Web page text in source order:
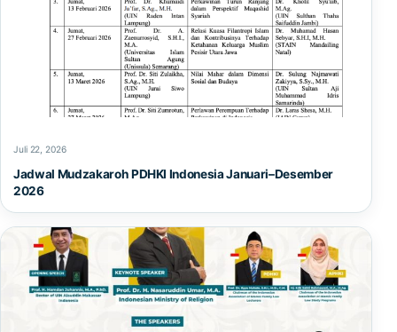
Juli 22, 2026
Jadwal Mudzakaroh PDHKI Indonesia Januari–Desember
2026